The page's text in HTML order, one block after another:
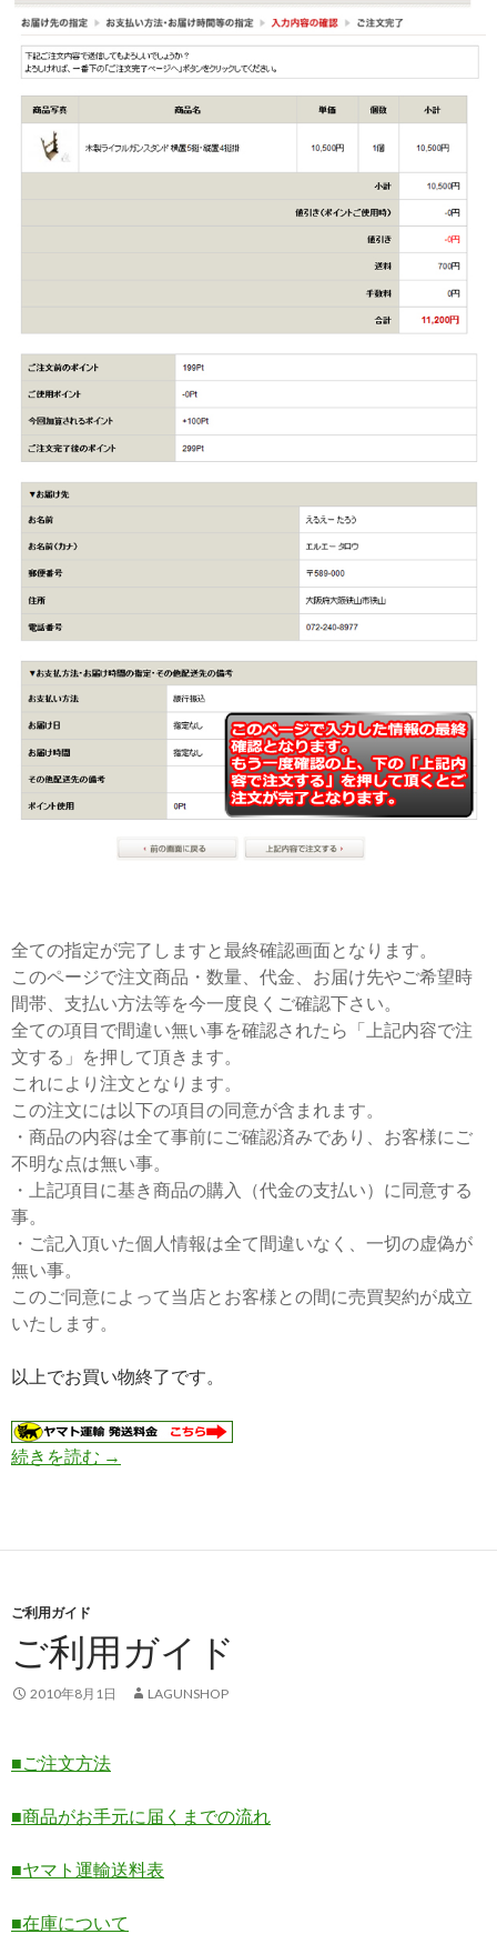
全ての指定が完了しますと最終確認画面となります。
このページで注文商品・数量、代金、お届け先やご希望時
間帯、支払い方法等を今一度良くご確認下さい。
全ての項目で間違い無い事を確認されたら「上記内容で注
文する」を押して頂きます。
これにより注文となります。
この注文には以下の項目の同意が含まれます。
・商品の内容は全て事前にご確認済みであり、お客様にご
不明な点は無い事。
・上記項目に基き商品の購入（代金の支払い）に同意する
事。
・ご記入頂いた個人情報は全て間違いなく、一切の虚偽が
無い事。
このご同意によって当店とお客様との間に売買契約が成立
いたします。
以上でお買い物終了です。
続きを読む 注文方法
→
ご利用ガイド
ご利用ガイド
2010年8月1日 LAGUNSHOP
■ご注文方法
■商品がお手元に届くまでの流れ
■ヤマト運輸送料表
■在庫について